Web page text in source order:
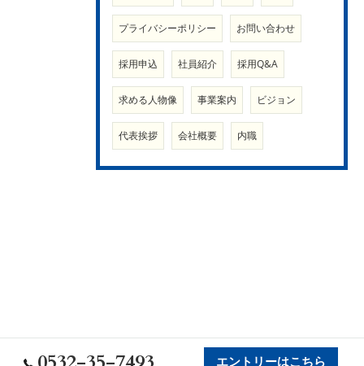
プライバシーポリシー お問い合わせ
採用申込 社員紹介 採用Q&A
求める人物像 事業案内 ビジョン
代表挨拶 会社概要 内職
エントリーはこちら